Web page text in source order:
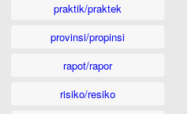
praktik/praktek
provinsi/propinsi
rapot/rapor
risiko/resiko